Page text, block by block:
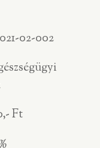
02-002
Ft